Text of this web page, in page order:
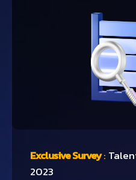
Exclusive Survey:
2023